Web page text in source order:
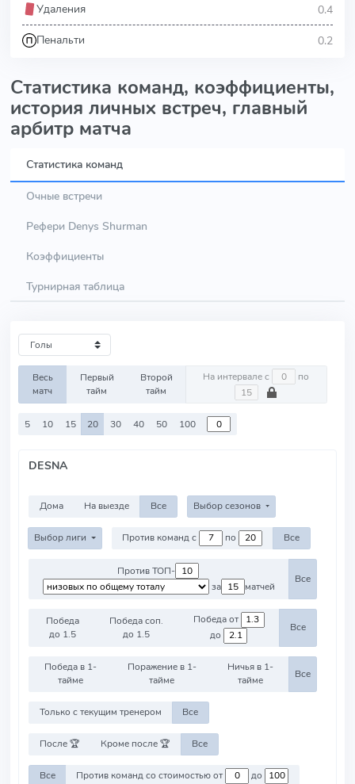
Удаления 0.4
Пенальти 0.2
Статистика команд, коэффициенты,
история личных встреч, главный
арбитр матча
Статистика команд
Очные встречи
Рефери Denys Shurman
Коэффициенты
Турнирная таблица
Весь
матч
Первый
тайм
Второй
тайм
На интервале с по
5 10 15 20 30 40 50 100
DESNA
Дома На выезде Все Выбор сезонов
Выбор лиги Против команд с по Все
Против ТОП-
за
матчей
Все
Победа
до 1.5
Победа соп.
до 1.5
Победа от
до
Все
Победа в 1-
тайме
Поражение в 1-
тайме
Ничья в 1-
тайме
Все
Только с текущим тренером Все
После 🏆 Кроме после 🏆 Все
Все Против команд со стоимостью от до